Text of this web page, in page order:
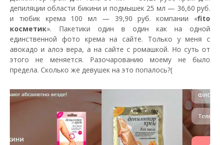
депиляции области бикини и подмышек 25 мл — 36,60 руб.
и тюбик крема 100 мл — 39,90 руб. компании «fito
косметик». Пакетики один в один как на одной
единственной фото крема на сайте. Только у меня с
авокадо и алоэ вера, а на сайте с ромашкой. Но суть от
этого не меняется. Разочарованию моему не было
предела. Сколько же девушек на это попалось?(